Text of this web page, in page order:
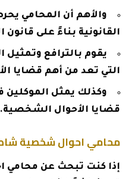
والأهم أن المحامي
القانونية بناءً على
يقوم بالترافع
التي تعد من أهم قضايا
وكذلك يمثل
قضايا الأحوال الشخصية.
محامي احوال شخصية
إذا كنت تبحث عن